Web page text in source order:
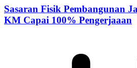
Sasaran Fisik Pembangunan
KM Capai 100% Pengerjaaan